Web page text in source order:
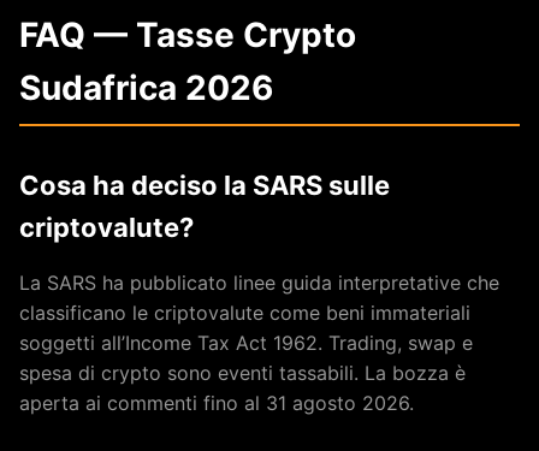
FAQ — Tasse Crypto
Sudafrica 2026
Cosa ha deciso la SARS sulle
criptovalute?
La SARS ha pubblicato linee guida interpretative che
classificano le criptovalute come beni immateriali
soggetti all’Income Tax Act 1962. Trading, swap e
spesa di crypto sono eventi tassabili. La bozza è
aperta ai commenti fino al 31 agosto 2026.